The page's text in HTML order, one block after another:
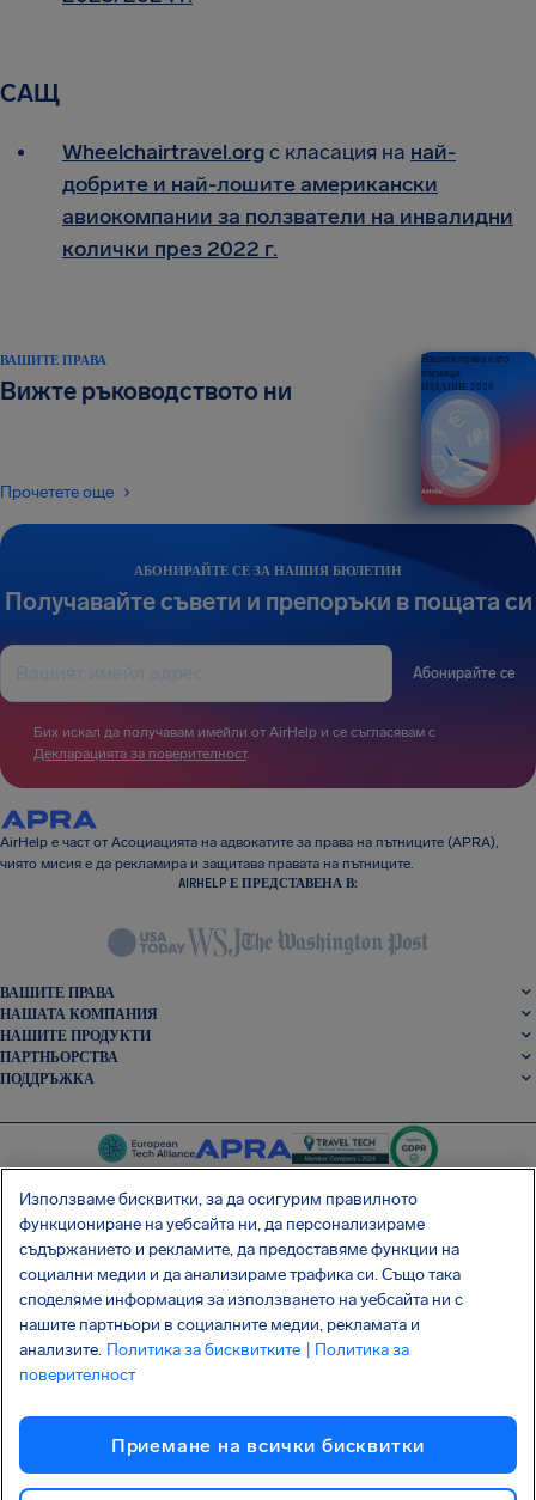
САЩ
Wheelchairtravel.orgс класация на най-
добрите и най-лошите американски
авиокомпании за ползватели на инвалидни
колички през 2022 г.
АБОНИРАЙТЕ СЕ ЗА НАШИЯ БЮЛЕТИН
Получавайте съвети и препоръки в пощата си
Абонирайте се
Бих искал да получавам имейли от AirHelp и се съгласявам с
Декларацията за поверителност.
ВАШИТЕ ПРАВА
Вижте ръководството ни
Прочетете още
Вашите права като
пътници
ИЗДАНИЕ 2026
AirHelp е част от Асоциацията на адвокатите за права на пътниците (APRA),
чиято мисия е да рекламира и защитава правата на пътниците.
AIRHELP Е ПРЕДСТАВЕНА В:
ВАШИТЕ ПРАВА
НАШАТА КОМПАНИЯ
НАШИТЕ ПРОДУКТИ
ПАРТНЬОРСТВА
ПОДДРЪЖКА
SocialFacebook
SocialTwitter
SocialInstagram
SocialLinkedin
ВЗЕМЕТЕ БЕЗПЛАТНОТО НИ ПРИЛОЖЕНИЕ
Политика за поверителност
Атака на веригата за доставки Shai-Hulud
Използваме бисквитки, за да осигурим правилното
функциониране на уебсайта ни, да персонализираме
съдържанието и рекламите, да предоставяме функции на
социални медии и да анализираме трафика си. Също така
споделяме информация за използването на уебсайта ни с
нашите партньори в социалните медии, рекламата и
анализите. Политика за бисквитките
| Политика за
поверителност
Приемане на всички бисквитки